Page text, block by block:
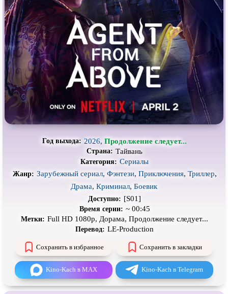
Призраки Про акул
Про апокалипсис Про богов
Про богатых Про вампиров
Про ведьм Про викингов
Про выживание Про гангстеров
Про гонки Про деревню
Про динозавров Про драконов
Про животных Про зомби
Про инопланетян
Про корабли и подводные
лодки
серийных
Про мафию
Про пиратов
Про путешествия
Про роботов Про рыцарей
Про самолёты Про собак
Про снайперов Про супергероев
Год выхода: 2026, Продолжение следует...
Страна: Тайвань
Категория: Сериалы
Жанр: Зарубежный сериал, Фэнтези, Приключения, Триллер,
Драма, Криминал, Боевик
Доступно: [S01]
Время серии: ~ 00:45
Метки: Full HD 1080p, Дорама, Продолжение следует...
Перевод: LE-Production
Сохранить в избранное Сохранить в закладки
Kino-Kach в MAX Kino-Kach в Telegram